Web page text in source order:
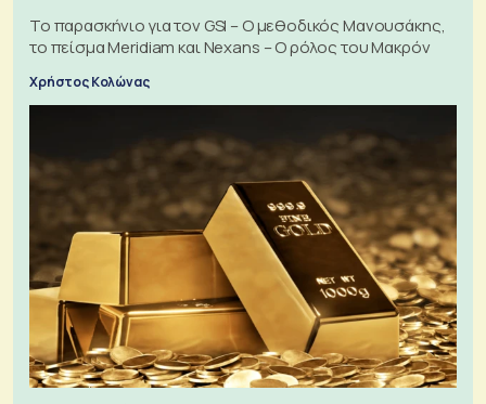
Το παρασκήνιο για τον GSI – Ο μεθοδικός Μανουσάκης,
το πείσμα Meridiam και Nexans – Ο ρόλος του Μακρόν
Χρήστος Κολώνας